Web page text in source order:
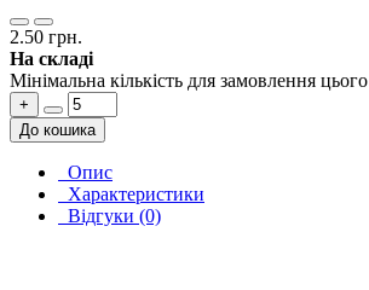
2.50 грн.
На складі
Мінімальна кількість для замовлення
+
До кошика
Опис
Характеристики
Відгуки (0)